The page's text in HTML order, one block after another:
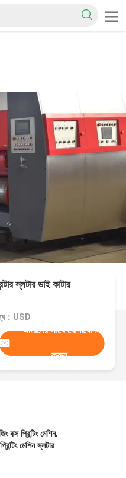
স্লটার ডাই কাটার
：USD
আমাদের সাথে যোগাযোগ
করুন
বক্স প্রিন্টিং মেশিন,
মেশিন স্লটার